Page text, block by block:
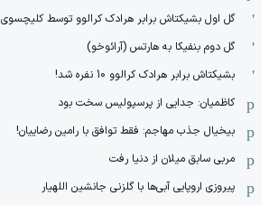
گل اول بشیکتاش برابر هرادک کرالوو توسط کلیچسوی
گل دوم بنفیکا به هارتس (آرائوخو)
بشیکتاش برابر هرادک کرالوو 10 نفره شد!
کاظمیان: جدایی از پرسپولیس سخت بود
بیخیال جذب مهاجم: فقط توافق با رامین رضاییان!
مربی سابق میلان از دنیا رفت
پیروزی اروپایی آبی‌ها با گلزنی جانشین اللهیار